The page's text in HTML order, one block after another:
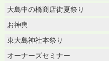
大島中の橋商店街夏祭り
お神輿
東大島神社本祭り
オーナーズセミナー